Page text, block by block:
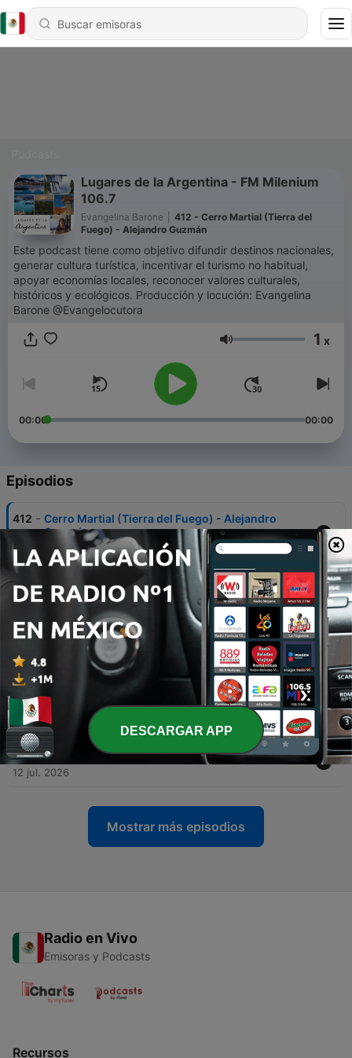
Lugares de la Argentina - FM Milenium
106.7
Evangelina Barone
412 - Cerro Martial (Tierra del
Fuego) - Alejandro Guzmán
Este podcast tiene como objetivo difundir destinos nacionales,
generar cultura turística, incentivar el turismo no habitual,
apoyar economías locales, reconocer valores culturales,
históricos y ecológicos. Producción y locución: Evangelina
Barone @Evangelocutora
Volumen 1 x
00:00 00:00
Episodios
412 - Cerro Martial (Tierra del Fuego) - Alejandro
Guzmán
02 ago. 2026
Concordia (Entre Ríos) - María Belén
Schauvinhold
410 - Villa Vil (Catamarca) - Norberto Cruz
19 jul. 2026
Fly with me - Escobar (Buenos Aires) - Arturo
Kildal
12 jul. 2026
408 - San Carlos (Salta) - Nora Rodríguez
12 jul. 2026
Mostrar más episodios
Radio en Vivo
Emisoras y Podcasts
Recursos
DESCARGAR APP